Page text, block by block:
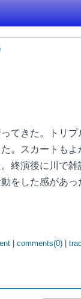
てきた。トリプ
。スカートもよ
終演後に川で雑
をした感があっ
comments(0)